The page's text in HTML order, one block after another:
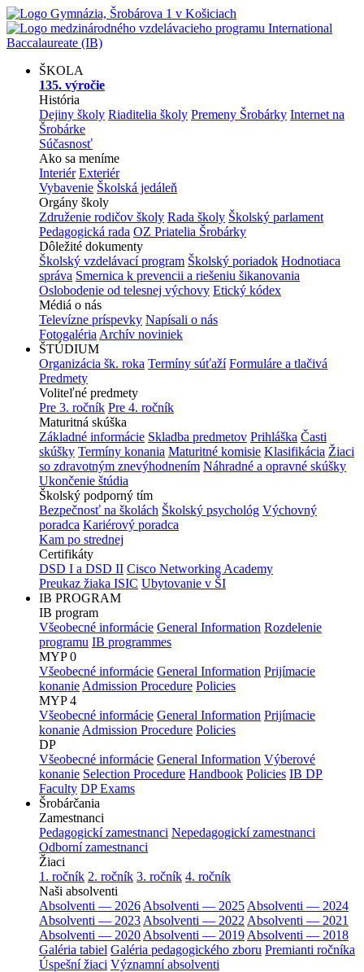
ŠKOLA
135. výročie
História
Dejiny školy Riaditelia školy Premeny Šrobárky Internet na
Šrobárke
Súčasnosť
Ako sa meníme
Interiér Exteriér
Vybavenie Školská jedáleň
Orgány školy
Združenie rodičov školy Rada školy Školský parlament
Pedagogická rada OZ Priatelia Šrobárky
Dôležité dokumenty
Školský vzdelávací program Školský poriadok Hodnotiaca
správa Smernica k prevencii a riešeniu šikanovania
Oslobodenie od telesnej výchovy Etický kódex
Médiá o nás
Televízne príspevky Napísali o nás
Fotogaléria Archív noviniek
ŠTÚDIUM
Organizácia šk. roka Termíny súťaží Formuláre a tlačivá
Predmety
Voliteľné predmety
Pre 3. ročník Pre 4. ročník
Maturitná skúška
Základné informácie Skladba predmetov Prihláška Časti
skúšky Termíny konania Maturitné komisie Klasifikácia Žiaci
so zdravotným znevýhodnením Náhradné a opravné skúšky
Ukončenie štúdia
Školský podporný tím
Bezpečnosť na školách Školský psychológ Výchovný
poradca Kariérový poradca
Kam po strednej
Certifikáty
DSD I a DSD II Cisco Networking Academy
Preukaz žiaka ISIC Ubytovanie v ŠI
IB PROGRAM
IB program
Všeobecné informácie General Information Rozdelenie
programu IB programmes
MYP 0
Všeobecné informácie General Information Prijímacie
konanie Admission Procedure Policies
MYP 4
Všeobecné informácie General Information Prijímacie
konanie Admission Procedure Policies
DP
Všeobecné informácie General Information Výberové
konanie Selection Procedure Handbook Policies IB DP
Faculty DP Exams
Šrobárčania
Zamestnanci
Pedagogickí zamestnanci Nepedagogickí zamestnanci
Odborní zamestnanci
Žiaci
1. ročník 2. ročník 3. ročník 4. ročník
Naši absolventi
Absolventi — 2026 Absolventi — 2025 Absolventi — 2024
Absolventi — 2023 Absolventi — 2022 Absolventi — 2021
Absolventi — 2020 Absolventi — 2019 Absolventi — 2018
Galéria tabiel Galéria pedagogického zboru Premianti ročníka
Úspešní žiaci Významní absolventi